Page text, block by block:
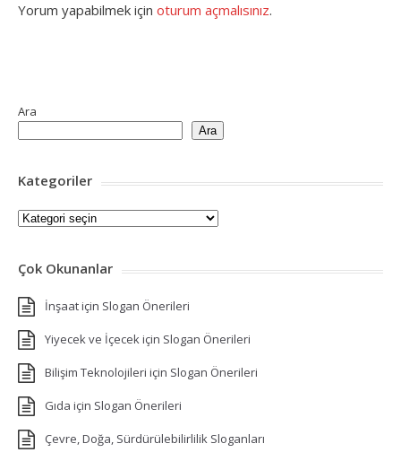
Yorum yapabilmek için oturum açmalısınız.
Ara
Ara
Kategoriler
Kategoriler
Çok Okunanlar
İnşaat için Slogan Önerileri
Yiyecek ve İçecek için Slogan Önerileri
Bilişim Teknolojileri için Slogan Önerileri
Gıda için Slogan Önerileri
Çevre, Doğa, Sürdürülebilirlilik Sloganları